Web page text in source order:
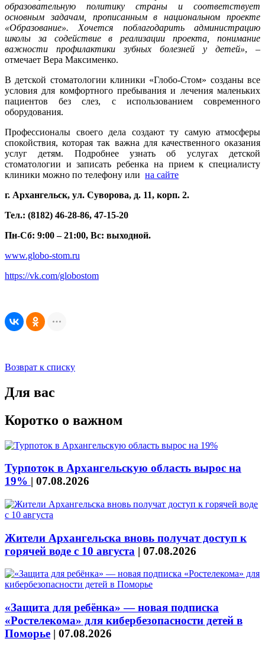
образовательную политику страны и соответствует
основным задачам, прописанным в национальном проекте
«Образование». Хочется поблагодарить администрацию
школы за содействие в реализации проекта, понимание
важности профилактики зубных болезней у детей», –
отмечает Вера Максименко.
В детской стоматологии клиники «Глобо-Стом» созданы все
условия для комфортного пребывания и лечения маленьких
пациентов без слез, с использованием современного
оборудования.
Профессионалы своего дела создают ту самую атмосферы
спокойствия, которая так важна для качественного оказания
услуг детям. Подробнее узнать об услугах детской
стоматологии и записать ребенка на прием к специалисту
клиники можно по телефону или на сайте
г. Архангельск, ул. Суворова, д. 11, корп. 2.
Тел.: (8182) 46-28-86, 47-15-20
Пн-Сб: 9:00 – 21:00, Вс: выходной.
www.globo-stom.ru
https://vk.com/globostom
Возврат к списку
Для вас
Коротко о важном
Турпоток в Архангельскую область вырос на
19% | 07.08.2026
Жители Архангельска вновь получат доступ к
горячей воде с 10 августа | 07.08.2026
«Защита для ребёнка» — новая подписка
«Ростелекома» для кибербезопасности детей в
Поморье | 07.08.2026